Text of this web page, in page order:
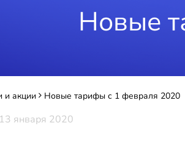
и акции Новые тарифы с 1 февраля 2020
Новые
января 2020